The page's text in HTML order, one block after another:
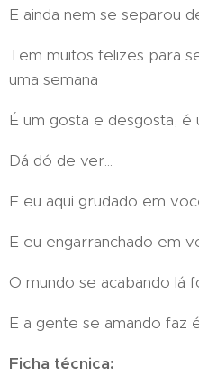
E ainda nem se separou
Tem muitos felizes para
uma semana
É um gosta e desgosta, é
Dá dó de ver...
E eu aqui grudado em
E eu engarranchado em
O mundo se acabando lá
E a gente se amando faz
Ficha técnica: